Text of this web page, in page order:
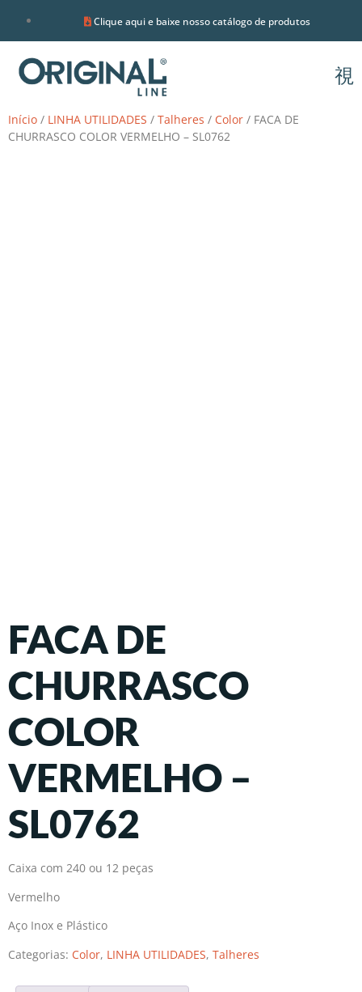
Clique aqui e baixe nosso catálogo de produtos
Início / LINHA UTILIDADES / Talheres / Color / FACA DE
CHURRASCO COLOR VERMELHO – SL0762
FACA DE
CHURRASCO
COLOR
VERMELHO –
SL0762
Caixa com 240 ou 12 peças
Vermelho
Aço Inox e Plástico
Categorias: Color, LINHA UTILIDADES, Talheres